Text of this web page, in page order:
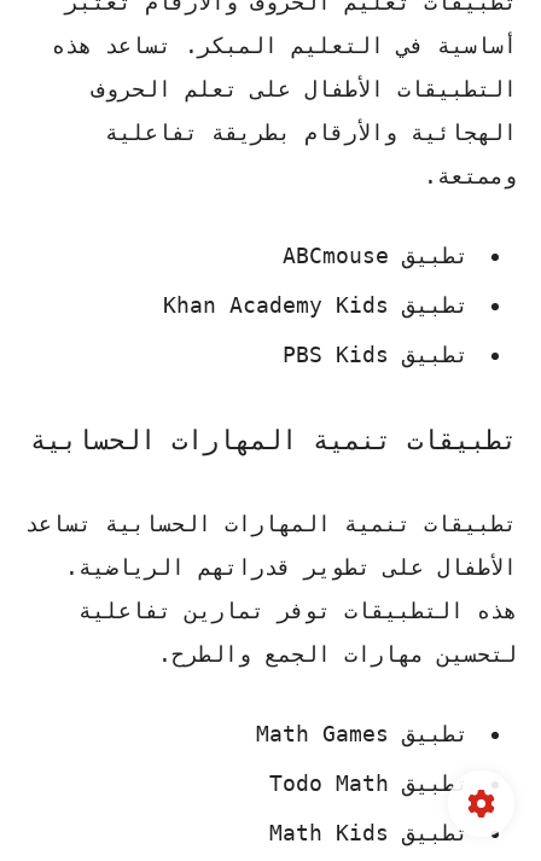
أساسية في التعليم المبكر. تساعد هذه
التطبيقات الأطفال على تعلم الحروف
الهجائية والأرقام بطريقة تفاعلية
وممتعة.
تطبيق ABCmouse
تطبيق Khan Academy Kids
تطبيق PBS Kids
تطبيقات تنمية المهارات الحسابية
تطبيقات تنمية المهارات الحسابية تساعد
الأطفال على تطوير قدراتهم الرياضية.
هذه التطبيقات توفر تمارين تفاعلية
لتحسين مهارات الجمع والطرح.
تطبيق Math Games
تطبيق Todo Math
تطبيق Math Kids